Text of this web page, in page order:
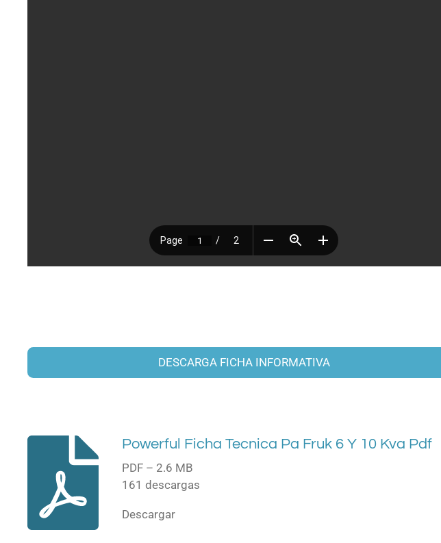
DESCARGA FICHA INFORMATIVA
Powerful Ficha Tecnica Pa Fruk 6 Y 10 Kva Pdf
PDF – 2.6 MB
161 descargas
Descargar